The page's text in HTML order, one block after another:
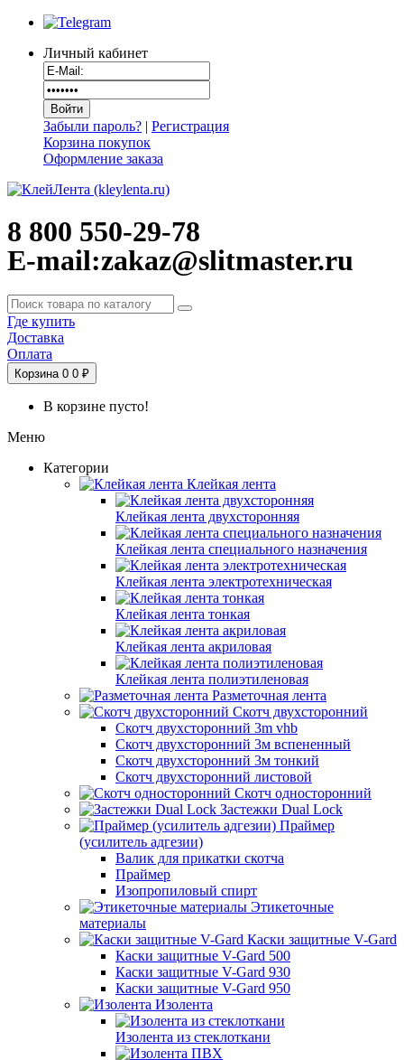
Личный кабинет
Забыли пароль? | Регистрация
Корзина покупок
Оформление заказа
8 800 550-29-78
E-mail:zakaz@slitmaster.ru
Где купить
Доставка
Оплата
Корзина 0 0 ₽
В корзине пусто!
Меню
Категории
Клейкая лента
Клейкая лента двухсторонняя
Клейкая лента специального назначения
Клейкая лента электротехническая
Клейкая лента тонкая
Клейкая лента акриловая
Клейкая лента полиэтиленовая
Разметочная лента
Скотч двухсторонний
Скотч двухсторонний 3m vhb
Скотч двухсторонний 3м вспененный
Скотч двухсторонний 3м тонкий
Скотч двухсторонний листовой
Скотч односторонний
Застежки Dual Lock
Праймер
(усилитель адгезии)
Валик для прикатки скотча
Праймер
Изопропиловый спирт
Этикеточные
материалы
Каски защитные V-Gard
Каски защитные V-Gard 500
Каски защитные V-Gard 930
Каски защитные V-Gard 950
Изолента
Изолента из стеклоткани